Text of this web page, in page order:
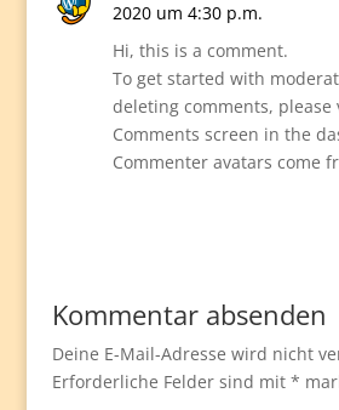
2020 um 4:30 p.m.
Hi, this is a comment.
To get started with
deleting comments, please
Comments screen in the
Commenter avatars come
Kommentar absenden
Deine E-Mail-Adresse wird nicht
Erforderliche Felder sind mit *